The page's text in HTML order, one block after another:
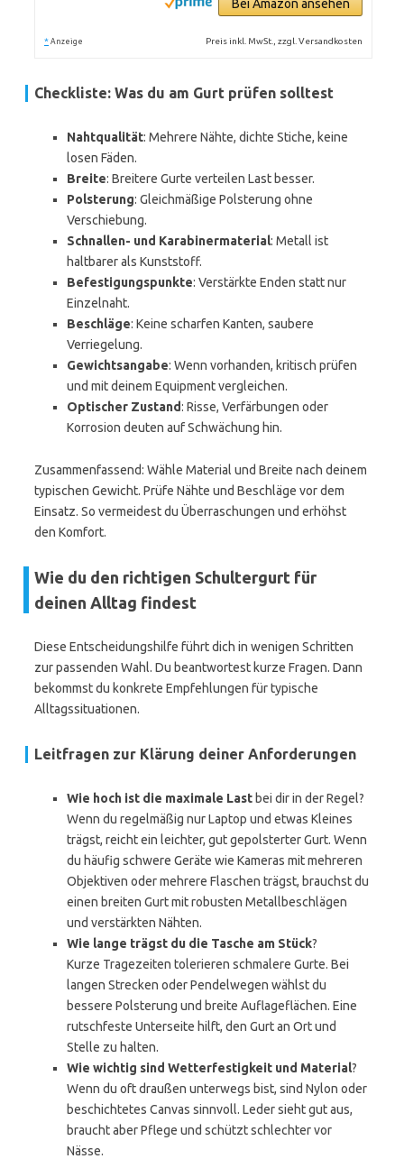
Bei Amazon ansehen
* Anzeige Preis inkl. MwSt., zzgl. Versandkosten
Checkliste: Was du am Gurt prüfen solltest
Nahtqualität: Mehrere Nähte, dichte Stiche, keine
losen Fäden.
Breite: Breitere Gurte verteilen Last besser.
Polsterung: Gleichmäßige Polsterung ohne
Verschiebung.
Schnallen- und Karabinermaterial: Metall ist
haltbarer als Kunststoff.
Befestigungspunkte: Verstärkte Enden statt nur
Einzelnaht.
Beschläge: Keine scharfen Kanten, saubere
Verriegelung.
Gewichtsangabe: Wenn vorhanden, kritisch prüfen
und mit deinem Equipment vergleichen.
Optischer Zustand: Risse, Verfärbungen oder
Korrosion deuten auf Schwächung hin.
Zusammenfassend: Wähle Material und Breite nach deinem
typischen Gewicht. Prüfe Nähte und Beschläge vor dem
Einsatz. So vermeidest du Überraschungen und erhöhst
den Komfort.
Wie du den richtigen Schultergurt für
deinen Alltag findest
Diese Entscheidungshilfe führt dich in wenigen Schritten
zur passenden Wahl. Du beantwortest kurze Fragen. Dann
bekommst du konkrete Empfehlungen für typische
Alltagssituationen.
Leitfragen zur Klärung deiner Anforderungen
Wie hoch ist die maximale Last bei dir in der Regel?
Wenn du regelmäßig nur Laptop und etwas Kleines
trägst, reicht ein leichter, gut gepolsterter Gurt. Wenn
du häufig schwere Geräte wie Kameras mit mehreren
Objektiven oder mehrere Flaschen trägst, brauchst du
einen breiten Gurt mit robusten Metallbeschlägen
und verstärkten Nähten.
Wie lange trägst du die Tasche am Stück?
Kurze Tragezeiten tolerieren schmalere Gurte. Bei
langen Strecken oder Pendelwegen wählst du
bessere Polsterung und breite Auflageflächen. Eine
rutschfeste Unterseite hilft, den Gurt an Ort und
Stelle zu halten.
Wie wichtig sind Wetterfestigkeit und Material?
Wenn du oft draußen unterwegs bist, sind Nylon oder
beschichtetes Canvas sinnvoll. Leder sieht gut aus,
braucht aber Pflege und schützt schlechter vor
Nässe.